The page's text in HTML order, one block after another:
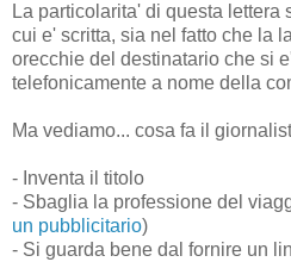
La particolarita' di questa lettera
cui e' scritta, sia nel fatto che la
orecchie del destinatario che si
telefonicamente a nome della
Ma vediamo... cosa fa il
- Inventa il titolo
- Sbaglia la professione del
un pubblicitario)
- Si guarda bene dal fornire un